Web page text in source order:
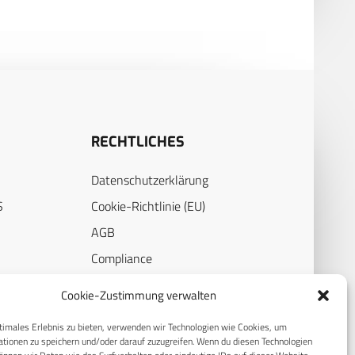
Cookie-Zustimmung verwalten
Erlebnis zu bieten, verwenden wir Technologien wie Cookies, um
zu speichern und/oder darauf zuzugreifen. Wenn du diesen Technologien
RECHTLICHES
Datenschutzerklärung
Cookie-Richtlinie (EU)
AGB
Compliance